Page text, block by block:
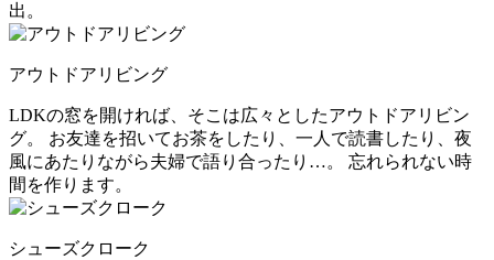
出。
アウトドアリビング
LDKの窓を開ければ、そこは広々としたアウトドアリビン
グ。 お友達を招いてお茶をしたり、一人で読書したり、夜
風にあたりながら夫婦で語り合ったり…。 忘れられない時
間を作ります。
シューズクローク